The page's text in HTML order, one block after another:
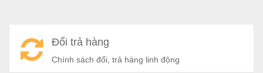
Đổi trả hàng
Chính sách đổi, trả hàng linh động